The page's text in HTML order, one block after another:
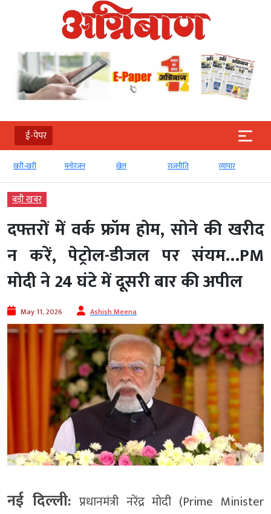
ई-पेपर
खरी-खरी मनोरंजन खेल राजनीति व्‍यापार
बड़ी खबर
दफ्तरों में वर्क फ्रॉम होम, सोने की खरीद
न करें, पेट्रोल-डीजल पर संयम…PM
मोदी ने 24 घंटे में दूसरी बार की अपील
May 11, 2026 Ashish Meena
नई दिल्ली: प्रधानमंत्री नरेंद्र मोदी (Prime Minister